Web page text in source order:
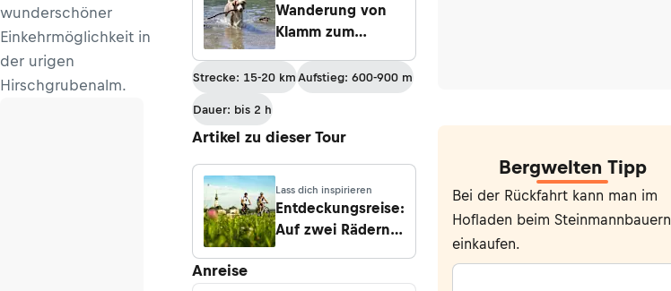
wunderschöner
Einkehrmöglichkeit in
der urigen
Hirschgrubenalm.
Wanderung von
Klamm zum
Strecke: 15-20 km Aufstieg: 600-900 m
Dauer: bis 2 h
Artikel zu dieser Tour
Lass dich inspirieren
Entdeckungsreise:
Auf zwei Rädern
Anreise
Bergwelten Tipp
Bei der Rückfahrt kann man im
Hofladen beim Steinmannbauern
einkaufen.